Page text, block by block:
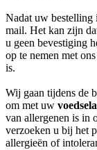
Nadat uw bestelling
mail. Het kan zijn
u geen bevestiging
op te nemen met
is.
Wij gaan tijdens de
om met uw
van allergenen is in
verzoeken u bij het
allergieën of